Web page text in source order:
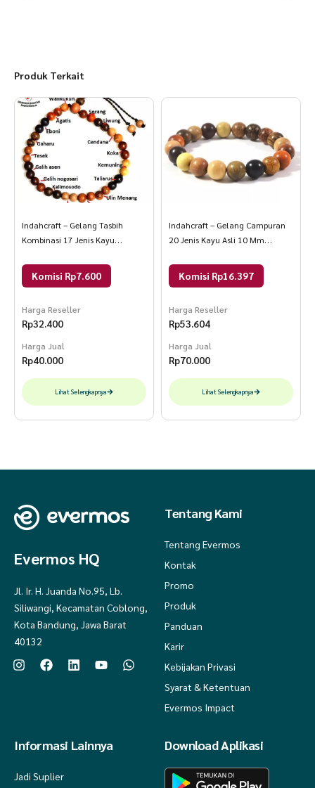
Produk Terkait
Indahcraft – Gelang Tasbih
Kombinasi 17 Jenis Kayu
18 CM multi warna
Komisi Rp7.600
Harga Reseller
Rp32.400
Harga Jual
Rp40.000
Lihat Selengkapnya
Indahcraft – Gelang Campuran
20 Jenis Kayu Asli 10 Mm
Komisi Rp16.397
Harga Reseller
Rp53.604
Harga Jual
Rp70.000
Lihat Selengkapnya
Evermos HQ
Jl. Ir. H. Juanda No.95, Lb.
Siliwangi, Kecamatan Coblong,
Kota Bandung, Jawa Barat
40132
Tentang Kami
Tentang Evermos
Kontak
Promo
Produk
Panduan
Karir
Kebijakan Privasi
Syarat & Ketentuan
Evermos Impact
Informasi Lainnya
Jadi Suplier
Download Aplikasi